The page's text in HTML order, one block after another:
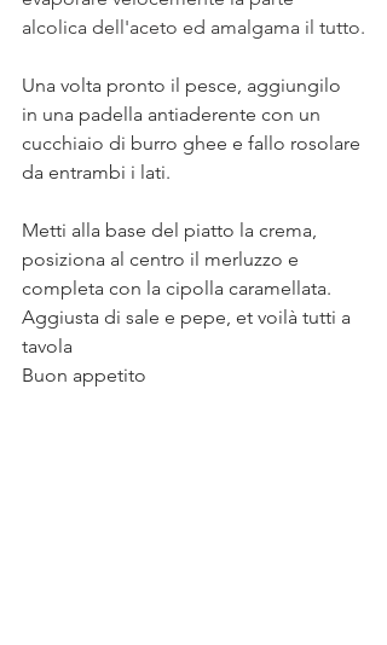
alcolica dell'aceto ed amalgama il tutto.
Una volta pronto il pesce, aggiungilo
in una padella antiaderente con un
cucchiaio di burro ghee e fallo rosolare
da entrambi i lati.
Metti alla base del piatto la crema,
posiziona al centro il merluzzo e
completa con la cipolla caramellata.
Aggiusta di sale e pepe, et voilà tutti a
tavola
Buon appetito